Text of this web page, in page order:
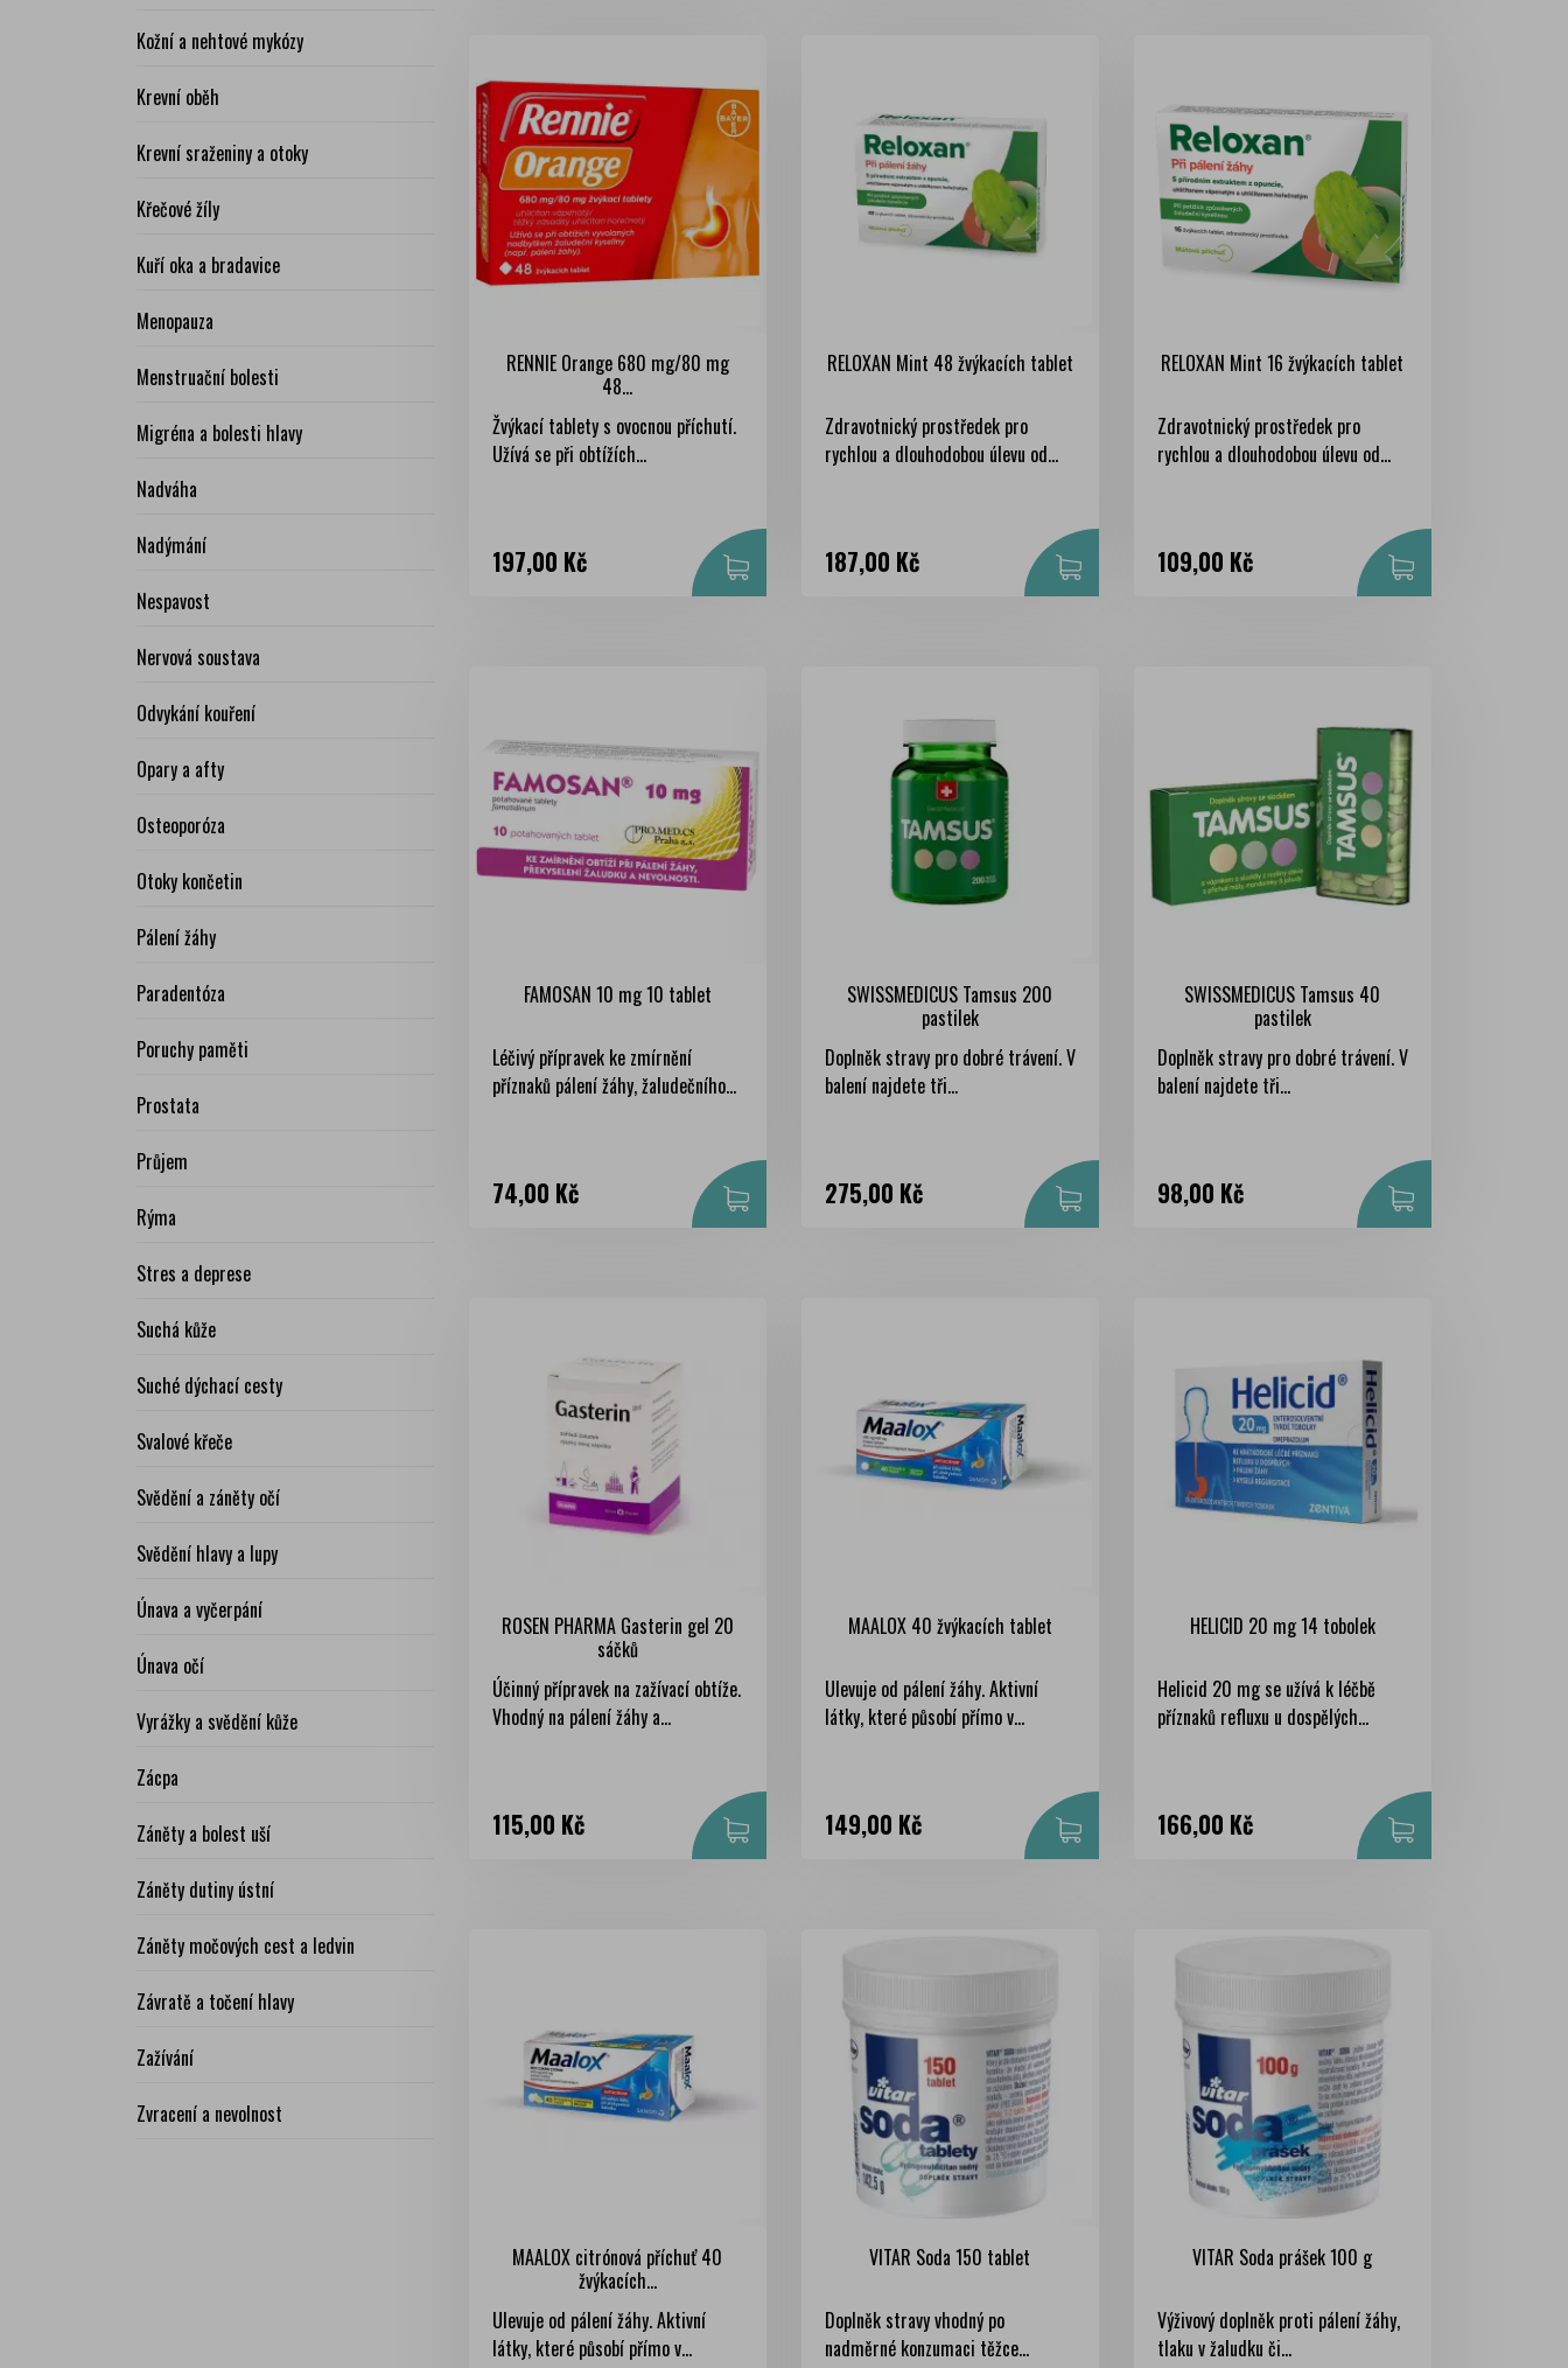
Kožní a nehtové mykózy
Krevní oběh
Krevní sraženiny a otoky
Křečové žíly
Kuří oka a bradavice
Menopauza
Menstruační bolesti
Migréna a bolesti hlavy
Nadváha
Nadýmání
Nespavost
Nervová soustava
Odvykání kouření
Opary a afty
Osteoporóza
Otoky končetin
Pálení žáhy
Paradentóza
Poruchy paměti
Prostata
Průjem
Rýma
Stres a deprese
Suchá kůže
Suché dýchací cesty
Svalové křeče
Svědění a záněty očí
Svědění hlavy a lupy
Únava a vyčerpání
Únava očí
Vyrážky a svědění kůže
Zácpa
Záněty a bolest uší
Záněty dutiny ústní
Záněty močových cest a ledvin
Závratě a točení hlavy
Zažívání
Zvracení a nevolnost
RENNIE Orange 680 mg/80 mg
48...
Žvýkací tablety s ovocnou příchutí.
Užívá se při obtížích...
Cena
197,00 Kč
RELOXAN Mint 48 žvýkacích tablet
Zdravotnický prostředek pro
rychlou a dlouhodobou úlevu od...
Cena
187,00 Kč
RELOXAN Mint 16 žvýkacích tablet
Zdravotnický prostředek pro
rychlou a dlouhodobou úlevu od...
Cena
109,00 Kč
FAMOSAN 10 mg 10 tablet
Léčivý přípravek ke zmírnění
příznaků pálení žáhy, žaludečního...
Cena
74,00 Kč
SWISSMEDICUS Tamsus 200
pastilek
Doplněk stravy pro dobré trávení. V
balení najdete tři...
Cena
275,00 Kč
SWISSMEDICUS Tamsus 40
pastilek
Doplněk stravy pro dobré trávení. V
balení najdete tři...
Cena
98,00 Kč
ROSEN PHARMA Gasterin gel 20
sáčků
Účinný přípravek na zažívací obtíže.
Vhodný na pálení žáhy a...
Cena
115,00 Kč
MAALOX 40 žvýkacích tablet
Ulevuje od pálení žáhy. Aktivní
látky, které působí přímo v...
Cena
149,00 Kč
HELICID 20 mg 14 tobolek
Helicid 20 mg se užívá k léčbě
příznaků refluxu u dospělých...
Cena
166,00 Kč
MAALOX citrónová příchuť 40
žvýkacích...
Ulevuje od pálení žáhy. Aktivní
látky, které působí přímo v...
VITAR Soda 150 tablet
Doplněk stravy vhodný po
nadměrné konzumaci těžce...
VITAR Soda prášek 100 g
Výživový doplněk proti pálení žáhy,
tlaku v žaludku či...